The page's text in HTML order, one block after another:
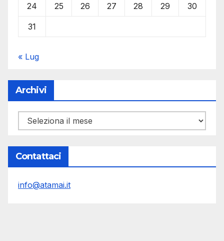
24 25 26 27 28 29 30
31
« Lug
Archivi
Archivi
Contattaci
info@atamai.it